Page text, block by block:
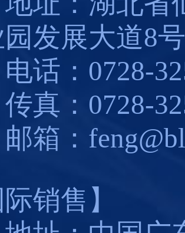
发展大道8号
：0728-
：0728-
：
际销售】